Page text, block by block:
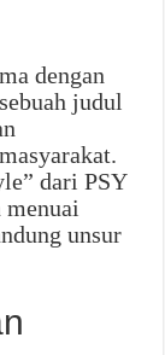
dengan
judul
dari PSY
unsur